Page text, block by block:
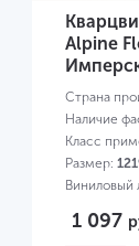
Alpine
Страна
Наличие
Класс
Размер:
Виниловый
1 097